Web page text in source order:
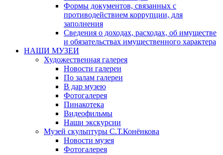
Формы документов, связанных с
противодействием коррупции, для
заполнения
Сведения о доходах, расходах, об имуществе
и обязательствах имущественного характера
НАШИ МУЗЕИ
Художественная галерея
Новости галереи
По залам галереи
В дар музею
Фотогалерея
Пинакотека
Видеофильмы
Наши экскурсии
Музей скульптуры С.Т.Конёнкова
Новости музея
Фотогалерея